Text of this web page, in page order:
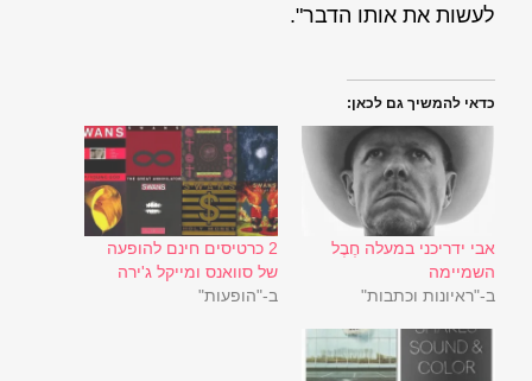
לעשות את אותו הדבר".
כדאי להמשיך גם לכאן:
אבי ידריכני במעלה חֶבֶל
השמיימה
ב-"ראיונות וכתבות"
2 כרטיסים חינם להופעה
של סוואנס ומייקל ג'ירה
ב-"הופעות"